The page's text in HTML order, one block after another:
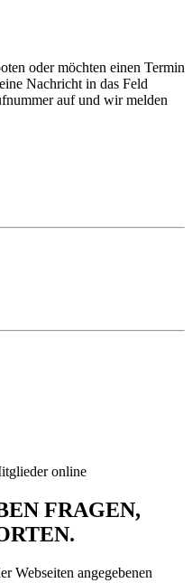
oder möchten einen Termin
Nachricht in das Feld
auf und wir melden
online
FRAGEN,
Webseiten angegebenen